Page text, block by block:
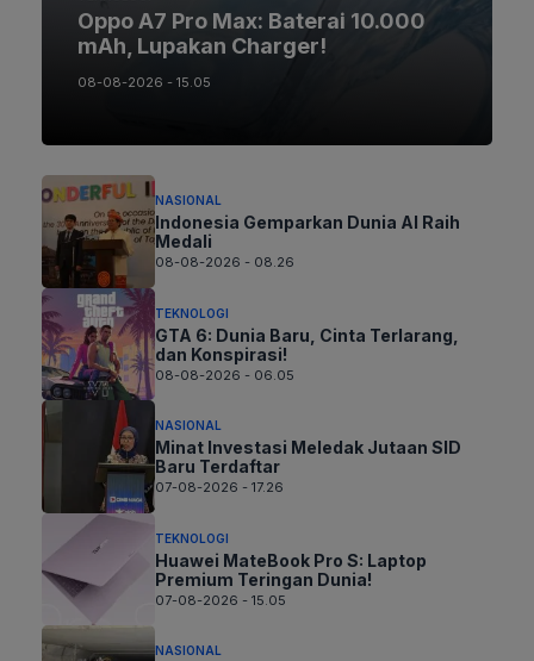
Oppo A7 Pro Max: Baterai 10.000
mAh, Lupakan Charger!
08-08-2026 - 15.05
NASIONAL
Indonesia Gemparkan Dunia AI Raih
Medali
08-08-2026 - 08.26
TEKNOLOGI
GTA 6: Dunia Baru, Cinta Terlarang,
dan Konspirasi!
08-08-2026 - 06.05
NASIONAL
Minat Investasi Meledak Jutaan SID
Baru Terdaftar
07-08-2026 - 17.26
TEKNOLOGI
Huawei MateBook Pro S: Laptop
Premium Teringan Dunia!
07-08-2026 - 15.05
NASIONAL